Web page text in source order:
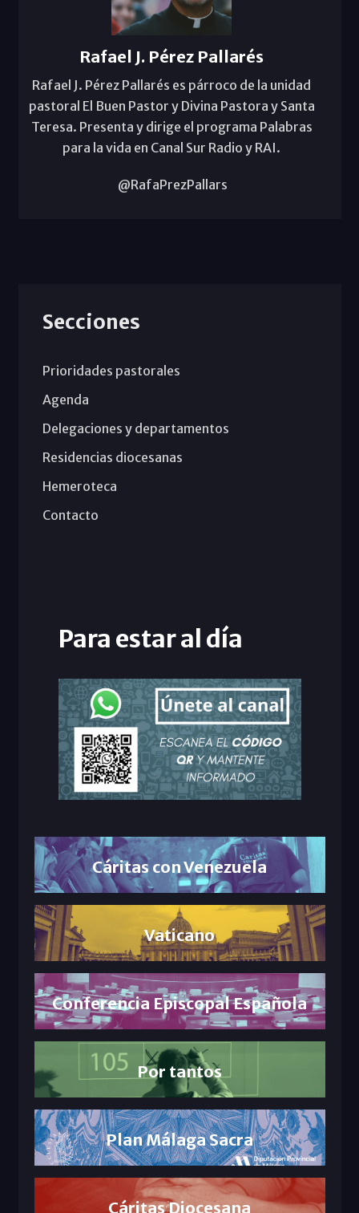
Rafael J. Pérez Pallarés
Rafael J. Pérez Pallarés es párroco de la unidad
pastoral El Buen Pastor y Divina Pastora y Santa
Teresa. Presenta y dirige el programa Palabras
para la vida en Canal Sur Radio y RAI.
@RafaPrezPallars
Secciones
Prioridades pastorales
Agenda
Delegaciones y departamentos
Residencias diocesanas
Hemeroteca
Contacto
Para estar al día
Cáritas con Venezuela
Vaticano
Conferencia Episcopal Española
Por tantos
Plan Málaga Sacra
Cáritas Diocesana